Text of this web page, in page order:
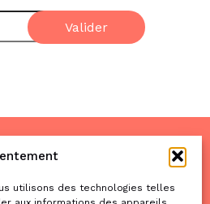
utilisons des technologies telles